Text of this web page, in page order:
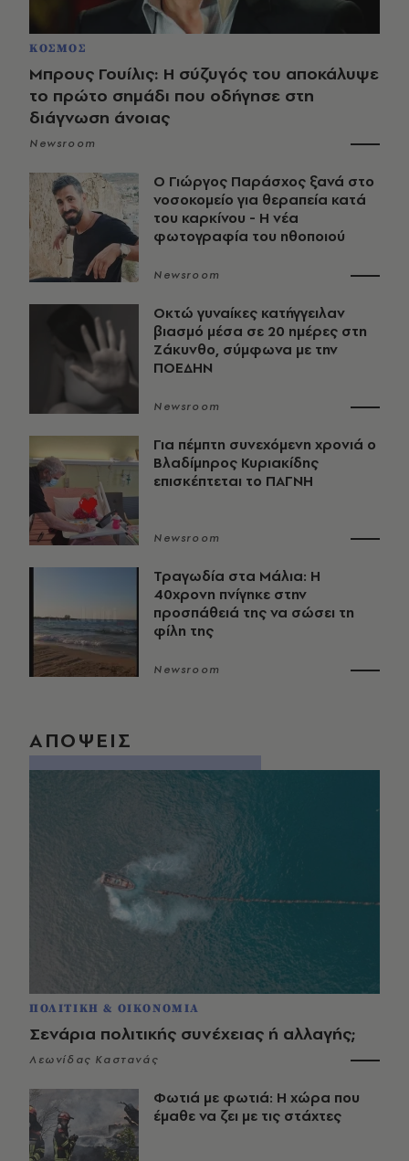
ΚΟΣΜΟΣ
Μπρους Γουίλις: Η σύζυγός του αποκάλυψε
το πρώτο σημάδι που οδήγησε στη
διάγνωση άνοιας
Newsroom
O Γιώργος Παράσχος ξανά στο
νοσοκομείο για θεραπεία κατά
του καρκίνου - Η νέα
φωτογραφία του ηθοποιού
Newsroom
Οκτώ γυναίκες κατήγγειλαν
βιασμό μέσα σε 20 ημέρες στη
Ζάκυνθο, σύμφωνα με την
ΠΟΕΔΗΝ
Newsroom
Για πέμπτη συνεχόμενη χρονιά ο
Βλαδίμηρος Κυριακίδης
επισκέπτεται το ΠΑΓΝΗ
Newsroom
Τραγωδία στα Μάλια: Η
40χρονη πνίγηκε στην
προσπάθειά της να σώσει τη
φίλη της
Newsroom
ΑΠΟΨΕΙΣ
ΠΟΛΙΤΙΚΗ & ΟΙΚΟΝΟΜΙΑ
Σενάρια πολιτικής συνέχειας ή αλλαγής;
Λεωνίδας Καστανάς
Φωτιά με φωτιά: Η χώρα που
έμαθε να ζει με τις στάχτες